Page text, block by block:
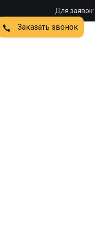
Для заявок:
Заказать звонок